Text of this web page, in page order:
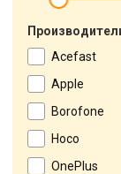
Acefast
Apple
Borofone
Hoco
OnePlus